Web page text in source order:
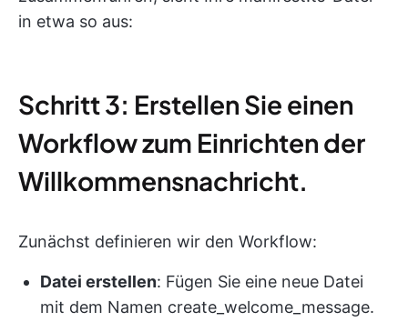
in etwa so aus:
Schritt 3: Erstellen Sie einen
Workflow zum Einrichten der
Willkommensnachricht.
Zunächst definieren wir den Workflow:
Datei erstellen: Fügen Sie eine neue Datei
mit dem Namen create_welcome_message.